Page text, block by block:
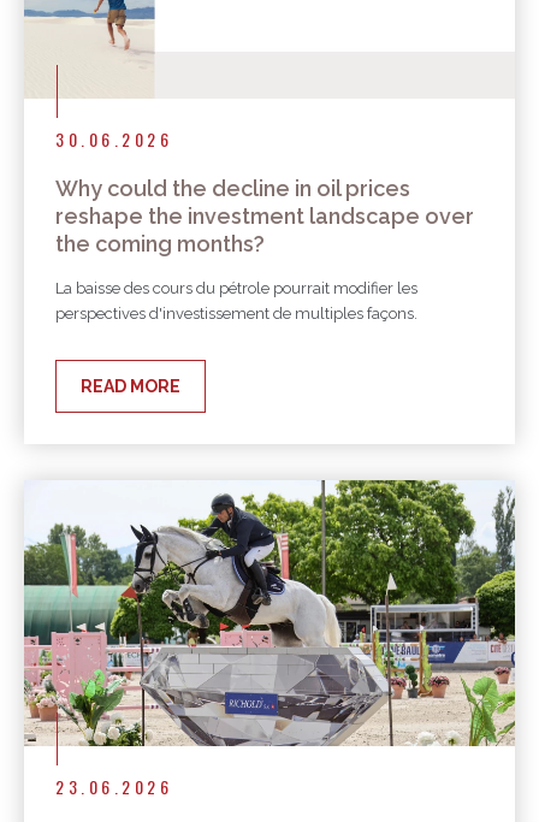
30.06.2026
Why could the decline in oil prices
reshape the investment landscape over
the coming months?
La baisse des cours du pétrole pourrait modifier les
perspectives d'investissement de multiples façons.
READ MORE
23.06.2026